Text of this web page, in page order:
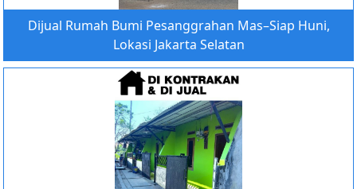
Dijual Rumah Bumi Pesanggrahan Mas–Siap Huni,
Lokasi Jakarta Selatan